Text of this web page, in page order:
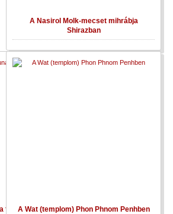
A Nasirol Molk-mecset mihrábja
Shirazban
folyó partján, Agra
A Wat (templom) Phon Phnom Penhben